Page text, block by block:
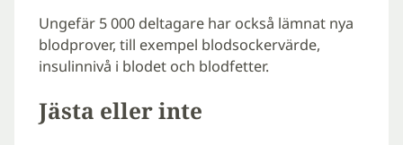
Ungefär 5 000 deltagare har också lämnat nya
blodprover, till exempel blodsockervärde,
insulinnivå i blodet och blodfetter.
Jästa eller inte